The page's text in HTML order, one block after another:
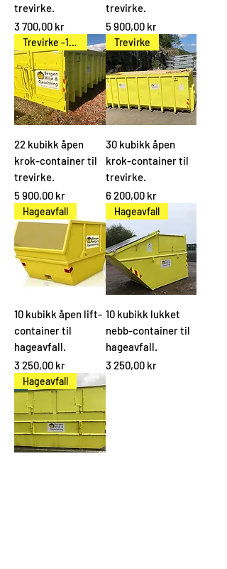
trevirke.
Pris
3 700,00 kr
trevirke.
Pris
5 900,00 kr
Trevirke -10% i September
22 kubikk åpen
krok-container til
trevirke.
Pris
5 900,00 kr
Trevirke
30 kubikk åpen
krok-container til
trevirke.
Pris
6 200,00 kr
Hageavfall
10 kubikk åpen lift-
container til
hageavfall.
Pris
3 250,00 kr
Hageavfall
10 kubikk lukket
nebb-container til
hageavfall.
Pris
3 250,00 kr
Hageavfall